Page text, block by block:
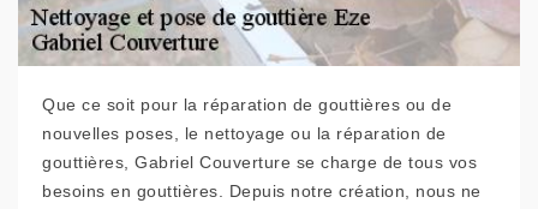
Que ce soit pour la réparation de gouttières ou de
nouvelles poses, le nettoyage ou la réparation de
gouttières, Gabriel Couverture se charge de tous vos
besoins en gouttières. Depuis notre création, nous ne